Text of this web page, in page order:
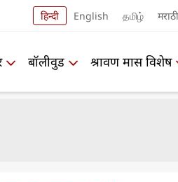
हिन्दी English தமிழ் मराठी
बॉलीवुड श्रावण मास विशेष